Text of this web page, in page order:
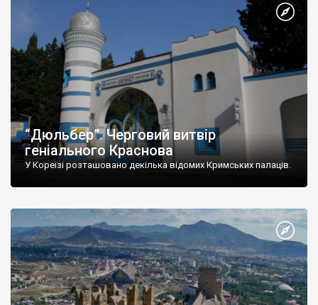
“Дюльбер”. Черговий витвір
геніального Краснова
У Кореїзі розташовано декілька відомих Кримських палаців.